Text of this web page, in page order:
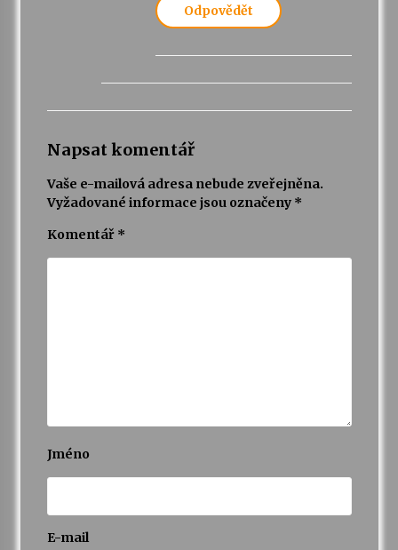
Odpovědět
Napsat komentář
Vaše e-mailová adresa nebude zveřejněna.
Vyžadované informace jsou označeny *
Komentář *
Jméno
E-mail